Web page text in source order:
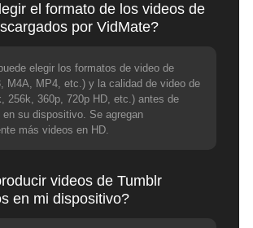
el formato de los videos de
por VidMate?
elegir los formatos de video de
M4A, MP4, etc.) y la calidad de video de
256k, 360p, 720p HD, etc.) antes de
en su dispositivo. Se agregan
más videos en HD.
videos de Tumblr
en mi dispositivo?